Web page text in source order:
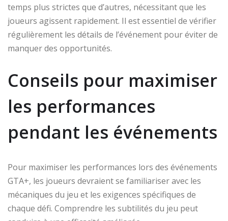
temps plus strictes que d’autres, nécessitant que les
joueurs agissent rapidement. Il est essentiel de vérifier
régulièrement les détails de l’événement pour éviter de
manquer des opportunités.
Conseils pour maximiser
les performances
pendant les événements
Pour maximiser les performances lors des événements
GTA+, les joueurs devraient se familiariser avec les
mécaniques du jeu et les exigences spécifiques de
chaque défi. Comprendre les subtilités du jeu peut